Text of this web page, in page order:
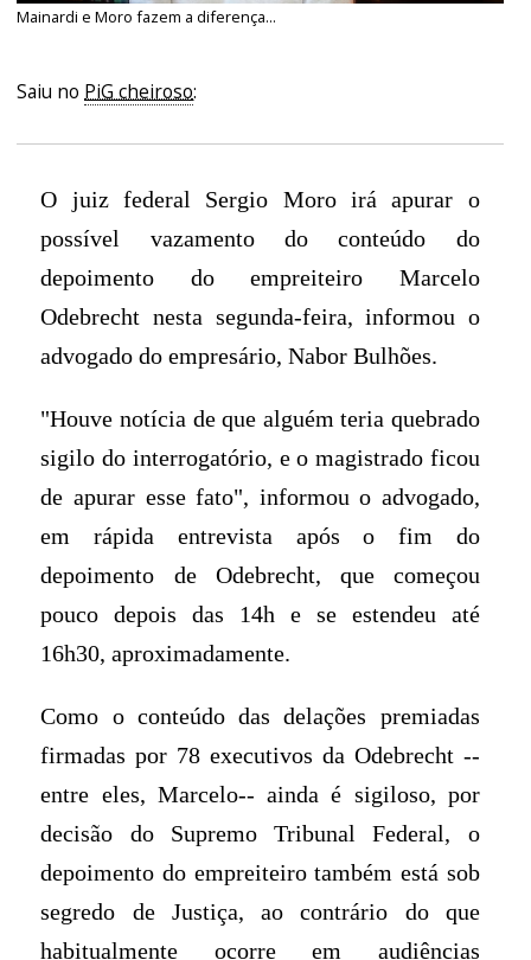
Mainardi e Moro fazem a diferença...
Saiu no PiG cheiroso:
O juiz federal Sergio Moro irá apurar o
possível vazamento do conteúdo do
depoimento do empreiteiro Marcelo
Odebrecht nesta segunda-feira, informou o
advogado do empresário, Nabor Bulhões.
"Houve notícia de que alguém teria quebrado
sigilo do interrogatório, e o magistrado ficou
de apurar esse fato", informou o advogado,
em rápida entrevista após o fim do
depoimento de Odebrecht, que começou
pouco depois das 14h e se estendeu até
16h30, aproximadamente.
Como o conteúdo das delações premiadas
firmadas por 78 executivos da Odebrecht --
entre eles, Marcelo-- ainda é sigiloso, por
decisão do Supremo Tribunal Federal, o
depoimento do empreiteiro também está sob
segredo de Justiça, ao contrário do que
habitualmente ocorre em audiências